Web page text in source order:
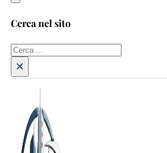
Cerca nel sito
Cerca
×